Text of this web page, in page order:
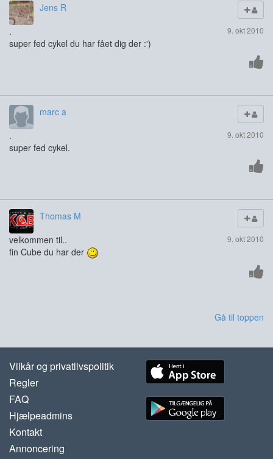
Jens R
9. okt 2010
.
super fed cykel du har fået dig der :')
marc a
9. okt 2010
.
super fed cykel.
Thomas M
9. okt 2010
velkommen til..
fin Cube du har der
Gå til toppen
Vilkår og privatlivspolitik
Regler
FAQ
Hjælpeadmins
Kontakt
Annoncering